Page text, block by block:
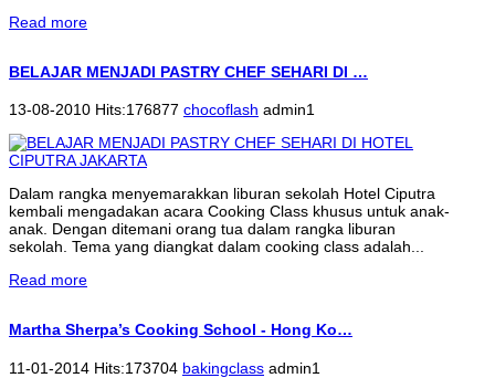
Read more
BELAJAR MENJADI PASTRY CHEF SEHARI DI …
13-08-2010 Hits:176877 chocoflash admin1
Dalam rangka menyemarakkan liburan sekolah Hotel Ciputra
kembali mengadakan acara Cooking Class khusus untuk anak-
anak. Dengan ditemani orang tua dalam rangka liburan
sekolah. Tema yang diangkat dalam cooking class adalah...
Read more
Martha Sherpa’s Cooking School - Hong Ko…
11-01-2014 Hits:173704 bakingclass admin1